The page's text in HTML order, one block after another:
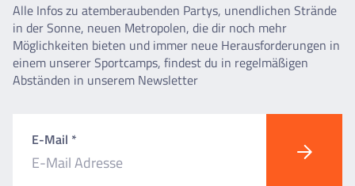
Alle Infos zu atemberaubenden Partys, unendlichen Strände
in der Sonne, neuen Metropolen, die dir noch mehr
Möglichkeiten bieten und immer neue Herausforderungen in
einem unserer Sportcamps, findest du in regelmäßigen
Abständen in unserem Newsletter
E-Mail *